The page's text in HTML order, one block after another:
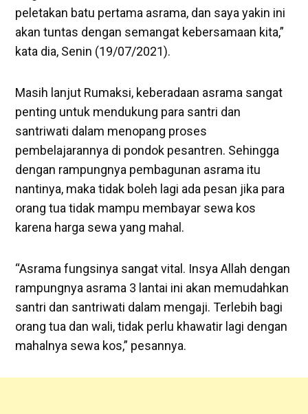
peletakan batu pertama asrama, dan saya yakin ini
akan tuntas dengan semangat kebersamaan kita,”
kata dia, Senin (19/07/2021).
Masih lanjut Rumaksi, keberadaan asrama sangat
penting untuk mendukung para santri dan
santriwati dalam menopang proses
pembelajarannya di pondok pesantren. Sehingga
dengan rampungnya pembagunan asrama itu
nantinya, maka tidak boleh lagi ada pesan jika para
orang tua tidak mampu membayar sewa kos
karena harga sewa yang mahal.
“Asrama fungsinya sangat vital. Insya Allah dengan
rampungnya asrama 3 lantai ini akan memudahkan
santri dan santriwati dalam mengaji. Terlebih bagi
orang tua dan wali, tidak perlu khawatir lagi dengan
mahalnya sewa kos,” pesannya.